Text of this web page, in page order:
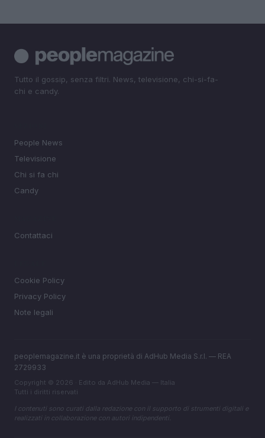
Tutto il gossip, senza filtri. News, televisione, chi-si-fa-
chi e candy.
People News
Televisione
Chi si fa chi
Candy
Contattaci
Cookie Policy
Privacy Policy
Note legali
peoplemagazine.it è una proprietà di AdHub Media S.r.l. — REA
2729933
Copyright © 2026 · Edito da AdHub Media — Italia
Tutti i diritti riservati
I contenuti sono curati dalla redazione con il supporto di strumenti digitali e
realizzati in collaborazione con autori indipendenti.